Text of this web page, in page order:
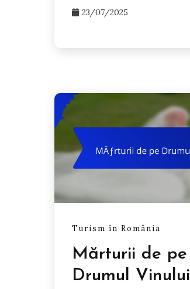
23/07/2025
Turism în România
Mărturii de pe
Drumul Vinului